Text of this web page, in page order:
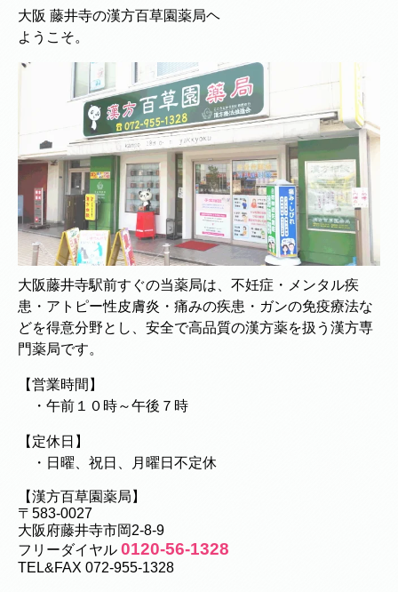
大阪 藤井寺の漢方百草園薬局ヘ
ようこそ。
大阪藤井寺駅前すぐの当薬局は、不妊症・メンタル疾
患・アトピー性皮膚炎・痛みの疾患・ガンの免疫療法な
どを得意分野とし、安全で高品質の漢方薬を扱う漢方専
門薬局です。
【営業時間】
・午前１０時～午後７時
【定休日】
・日曜、祝日、月曜日不定休
【漢方百草園薬局】
〒583-0027
大阪府藤井寺市岡2-8-9
フリーダイヤル 0120-56-1328
TEL&FAX 072-955-1328